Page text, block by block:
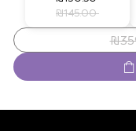
‏ ₪145.00